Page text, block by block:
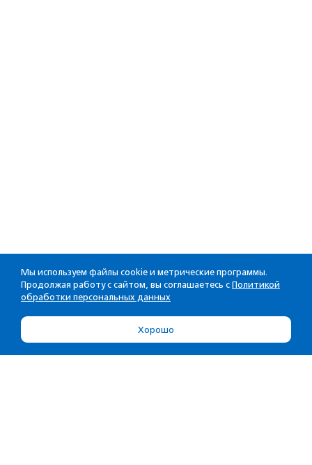
Мы используем файлы cookie и метрические программы.
Продолжая работу с сайтом, вы соглашаетесь с Политикой
обработки персональных данных
Хорошо